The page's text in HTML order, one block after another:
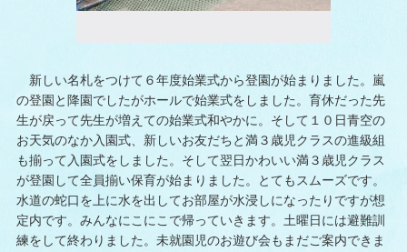
新しい名札をつけて６年度始業式から登園が始まりました。嵐
の登園と降園でしたがホールで始業式をしました。育休だった先
生が戻って先生が増えての始業式和やかに。そして１０日青空の
お天気のなか入園式、新しいお友だちと満３歳児クラスの進級組
も揃って入園式をしました。そして翌日かわいい満３歳児クラス
が登園して全員揃い保育が始まりました。とてもスムーズです。
水道の蛇口を上に水を出してお部屋が水浸しになったりですが想
定内です。みんなにこにこで帰っていきます。土曜日には避難訓
練をして終わりました。未就園児のお遊び会もまだご案内できま